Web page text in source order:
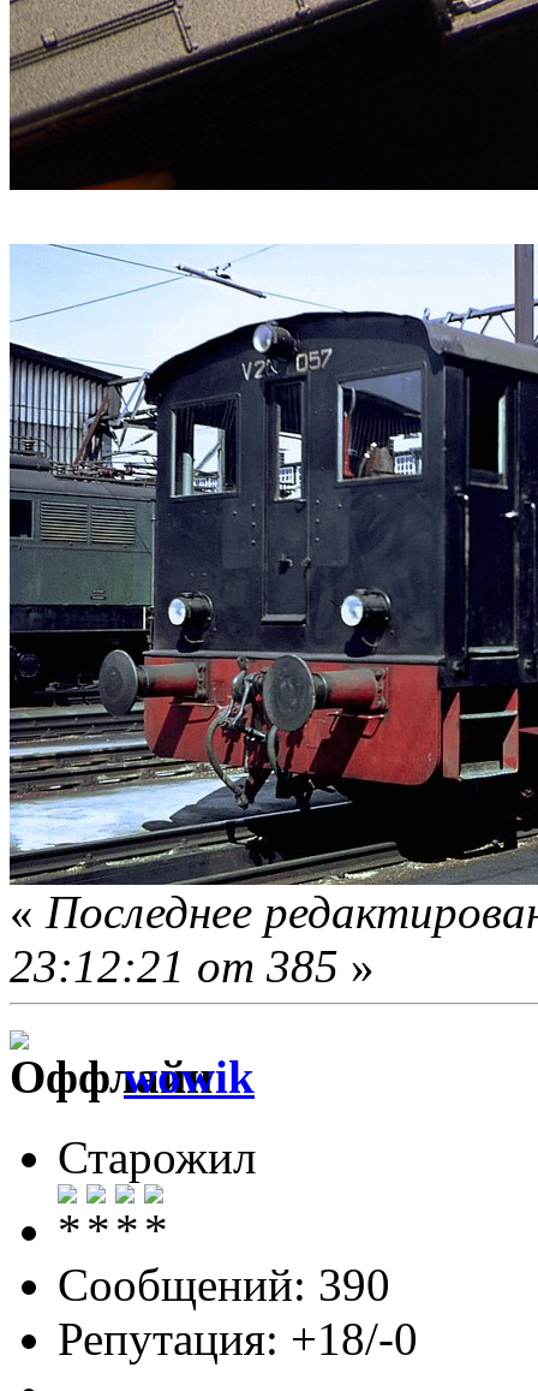
« Последнее
23:12:21 от 385 »
wowik
Старожил
Сообщений: 390
Репутация: +18/-0